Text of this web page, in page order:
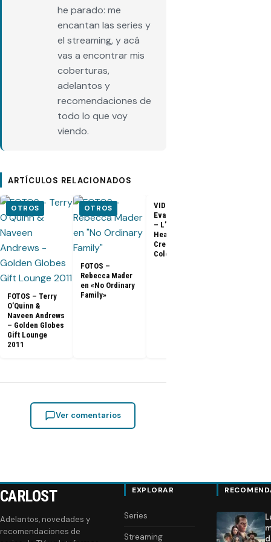
he parado: me
encantan las series y
el streaming, y acá
vas a encontrar mis
coberturas,
adelantos y
recomendaciones de
todo lo que voy
viendo.
ARTÍCULOS RELACIONADOS
OTROS
FOTOS – Terry
O’Quinn &
Naveen Andrews
– Golden Globes
Gift Lounge
2011
OTROS
FOTOS –
Rebecca Mader
en «No Ordinary
Family»
VIDEO –
Evangeline Lilly
– L’Oreal
Healthy Look
Creme Gloss
Color [HD]
Ver comentarios
CARLOST
Adelantos, novedades y
recomendaciones de
EXPLORAR
Series
Streaming